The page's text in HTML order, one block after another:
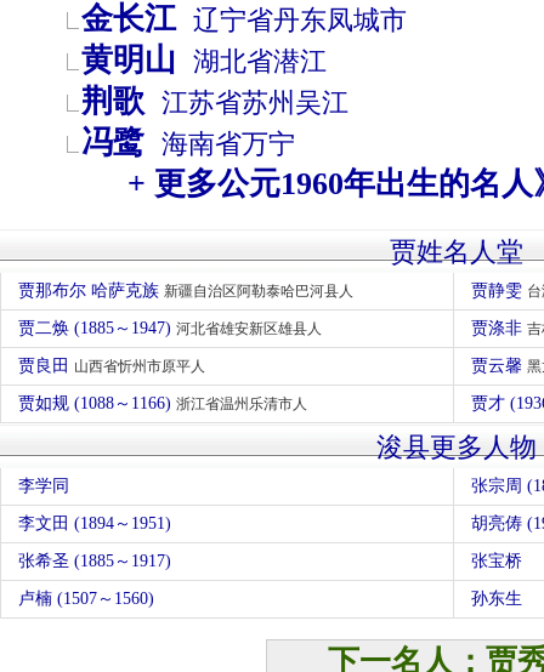
金长江 辽宁省丹东凤城市
黄明山 湖北省潜江
荆歌 江苏省苏州 吴江
冯鹭 海南省万宁
+ 更多公元1960年出生的名人
贾姓名人堂
贾那布尔 哈萨克族 新疆自治区阿勒泰哈巴河县人 贾静雯
贾二焕 (1885～1947) 河北省雄安新区雄县人 贾涤非
贾良田 山西省忻州市原平人 贾云馨
贾如规 (1088～1166) 浙江省温州乐清市人 贾才
浚县更多人物
李学同 张宗周
李文田 (1894～1951) 胡亮俦
张希圣 (1885～1917) 张宝桥
卢楠 (1507～1560) 孙东生
下一名人：贾